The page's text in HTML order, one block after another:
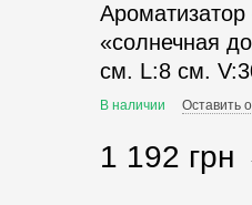
«солнечная
см. L:8 см.
В наличии Оставить
1 192 грн